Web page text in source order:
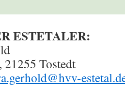
ESTETALER:
21255 Tostedt